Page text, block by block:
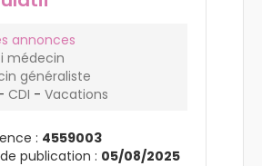
annonces
médecin
généraliste
CDI - Vacations
: 4559003
publication : 05/08/2025